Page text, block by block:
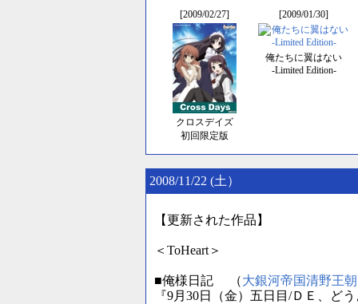
[2009/02/27]
クロスデイズ
初回限定版
[2009/01/30]
俺たちに翼はない
-Limited Edition-
2008/11/22 (土）
【更新された作品】
＜ToHeart＞
■俺様日記 （大銀河帝国清野王朝
『9月30日（金）五日目/ＤＥ、ど